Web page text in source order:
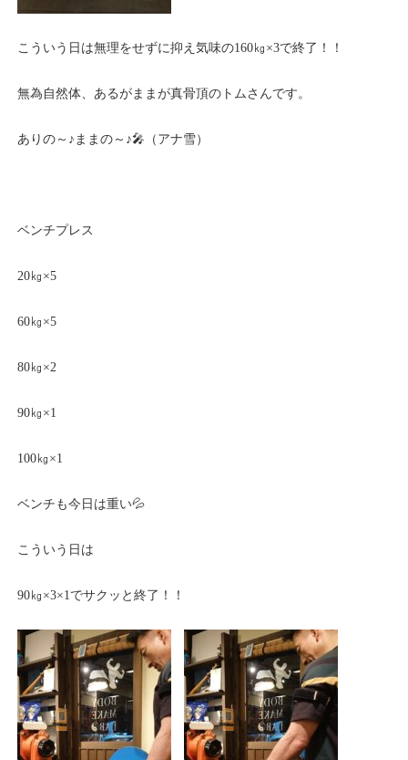
こういう日は無理をせずに抑え気味の160㎏×3で終了！！
無為自然体、あるがままが真骨頂のトムさんです。
ありの～♪ままの～♪🎤（アナ雪）
ベンチプレス
20㎏×5
60㎏×5
80㎏×2
90㎏×1
100㎏×1
ベンチも今日は重い💦
こういう日は
90㎏×3×1でサクッと終了！！